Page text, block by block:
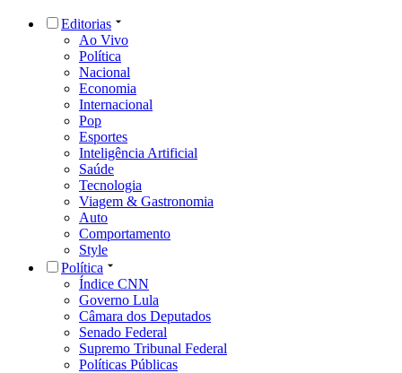
Editorias
Ao Vivo
Política
Nacional
Economia
Internacional
Pop
Esportes
Inteligência Artificial
Saúde
Tecnologia
Viagem & Gastronomia
Auto
Comportamento
Style
Política
Índice CNN
Governo Lula
Câmara dos Deputados
Senado Federal
Supremo Tribunal Federal
Políticas Públicas